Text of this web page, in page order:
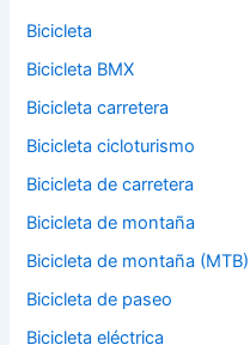
Bicicleta
Bicicleta BMX
Bicicleta carretera
Bicicleta cicloturismo
Bicicleta de carretera
Bicicleta de montaña
Bicicleta de montaña (MTB)
Bicicleta de paseo
Bicicleta eléctrica